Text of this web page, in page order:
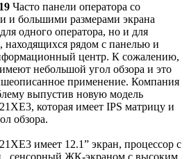
Часто панели оператора со
и большими размерами экрана
одного оператора, но и для
находящихся рядом с панелью и
центр. К сожалению,
небольшой угол обзора и это
применение. Компания
выпустив новую модель
которая имеет IPS матрицу и
обзора.
имеет 12.1” экран, процессор с